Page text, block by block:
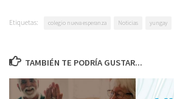
Etiquetas: colegio nueva esperanza Noticias yungay
TAMBIÉN TE PODRÍA GUSTAR...